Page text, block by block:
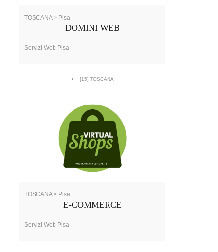
TOSCANA > Pisa
DOMINI WEB
Servizi Web Pisa
[15] TOSCANA
TOSCANA > Pisa
E-COMMERCE
Servizi Web Pisa